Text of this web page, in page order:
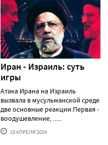
Иран - Израиль: суть
игры
Атака Ирана на Израиль
вызвала в мусульманской среде
две основные реакции.Первая -
воодушевление, ......
15 АПРЕЛЯ'2024